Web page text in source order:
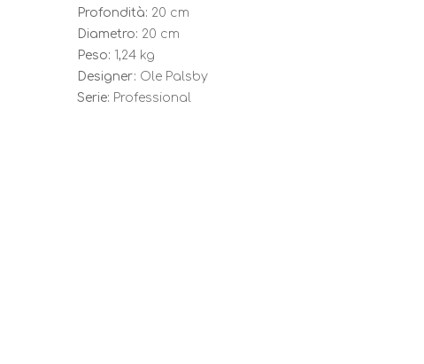
Profondità: 20 cm
Diametro: 20 cm
Peso: 1,24 kg
Designer: Ole Palsby
Serie: Professional